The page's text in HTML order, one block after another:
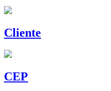
Cliente
CEP